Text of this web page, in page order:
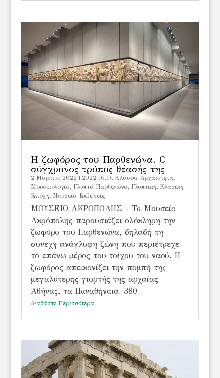
Η ζωφόρος του Παρθενώνα. Ο
σύγχρονος τρόπος θέασής της
2 Μαρτίου 2022 2022 (6.1), Kλασική Αρχαιότητα,
Mουσειολογία, Γλυπτά Παρθενώνα, Γλυπτική, Κλασική
Εποχή, Μουσεία-Εκθέσεις
ΜΟΥΣΕΙΟ ΑΚΡΟΠΟΛΗΣ - Το Μουσείο
Ακρόπολης παρουσιάζει ολόκληρη την
ζωφόρο του Παρθενώνα, δηλαδή τη
συνεχή ανάγλυφη ζώνη που περιέτρεχε
το επάνω μέρος του τοίχου του ναού. Η
ζωφόρος απεικονίζει την πομπή της
μεγαλύτερης γιορτής της αρχαίας
Αθήνας, τα Παναθήναια. 380...
Διαβάστε Περισσότερα